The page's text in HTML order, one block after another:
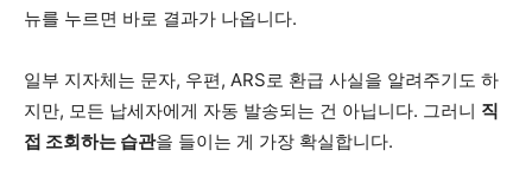
뉴를 누르면 바로 결과가 나옵니다.
일부 지자체는 문자, 우편, ARS로 환급 사실을 알려주기도 하
지만, 모든 납세자에게 자동 발송되는 건 아닙니다. 그러니 직
접 조회하는 습관을 들이는 게 가장 확실합니다.